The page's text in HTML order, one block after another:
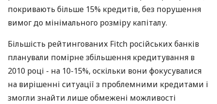
покривають більше 15% кредитів, без порушення
вимог до мінімального розміру капіталу.
Більшість рейтингованих Fitch російських банків
планували помірне збільшення кредитування в
2010 році - на 10-15%, оскільки вони фокусувалися
на вирішенні ситуації з проблемними кредитами і
змогли знайти лише обмежені можливості